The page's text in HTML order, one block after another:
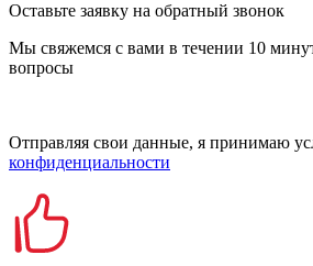
Оставьте заявку на обратный звонок
Мы свяжемся с вами в течении 10
вопросы
Отправляя свои данные, я принимаю
конфиденциальности